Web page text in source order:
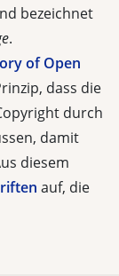
bezeichnet
.
of Open
dass die
durch
damit
diesem
auf, die